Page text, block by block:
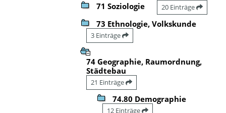
71 Soziologie 20 Einträge
73 Ethnologie, Volkskunde
3 Einträge
74 Geographie, Raumordnung,
Städtebau
21 Einträge
74.80 Demographie
12 Einträge